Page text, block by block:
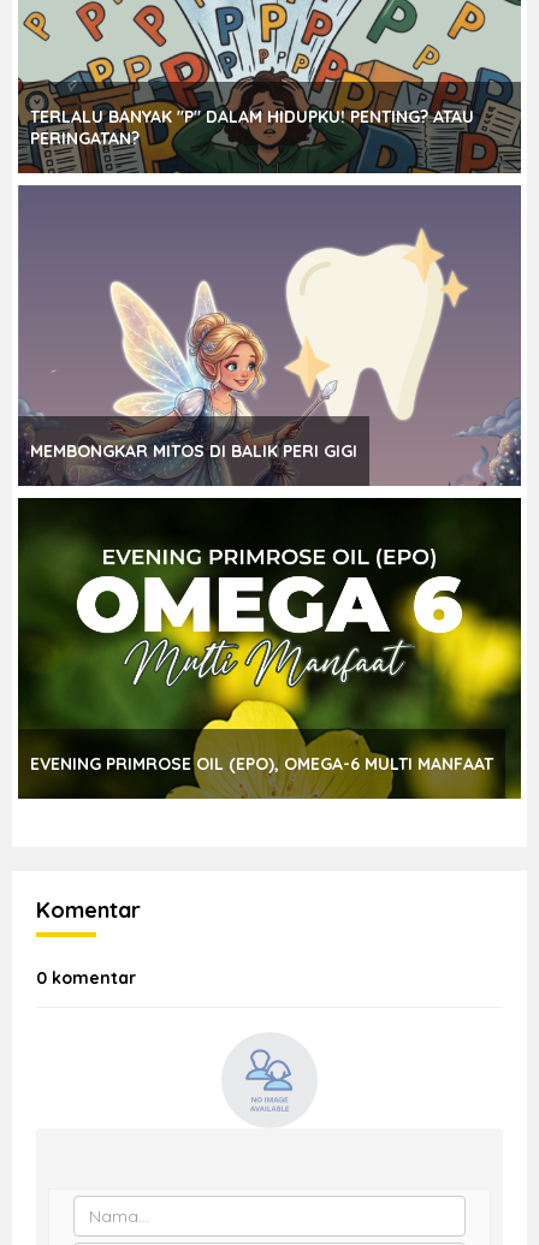
TERLALU BANYAK "P" DALAM HIDUPKU! PENTING? ATAU
PERINGATAN?
MEMBONGKAR MITOS DI BALIK PERI GIGI
EVENING PRIMROSE OIL (EPO), OMEGA-6 MULTI MANFAAT
Komentar
0 komentar